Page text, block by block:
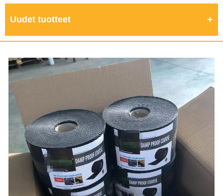
Uudet tuotteet